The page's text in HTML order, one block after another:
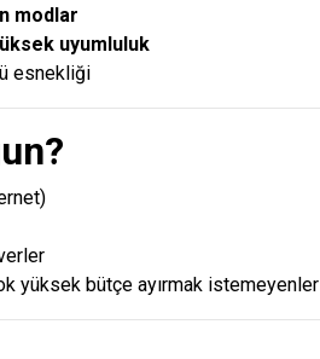
modlar
uyumluluk
esnekliği
yüksek bütçe ayırmak istemeyenler